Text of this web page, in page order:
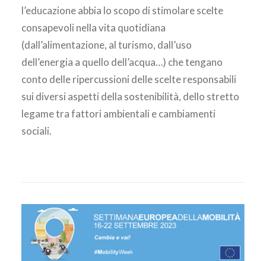
l’educazione abbia lo scopo di stimolare scelte
consapevoli nella vita quotidiana
(dall’alimentazione, al turismo, dall’uso
dell’energia a quello dell’acqua…) che tengano
conto delle ripercussioni delle scelte responsabili
sui diversi aspetti della sostenibilità, dello stretto
legame tra fattori ambientali e cambiamenti
sociali.